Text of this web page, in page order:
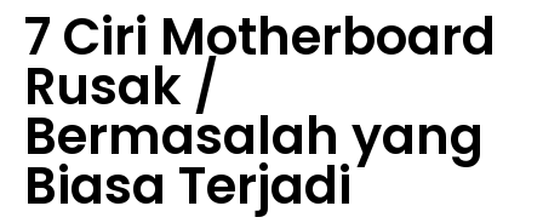
7 Ciri Motherboard
Rusak /
Bermasalah yang
Biasa Terjadi